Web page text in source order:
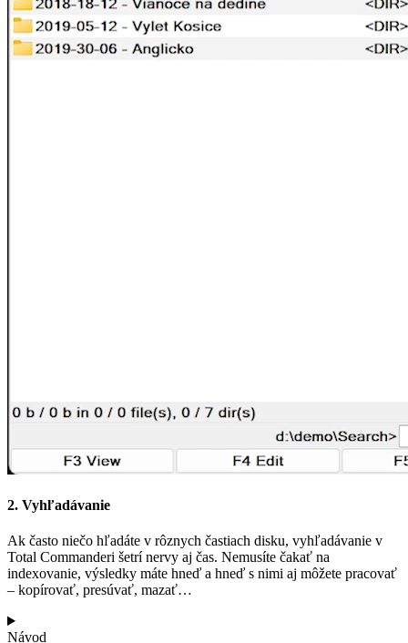
2. Vyhľadávanie
Ak často niečo hľadáte v rôznych častiach disku, vyhľadávanie v
Total Commanderi šetrí nervy aj čas. Nemusíte čakať na
indexovanie, výsledky máte hneď a hneď s nimi aj môžete pracovať
– kopírovať, presúvať, mazať…
Návod